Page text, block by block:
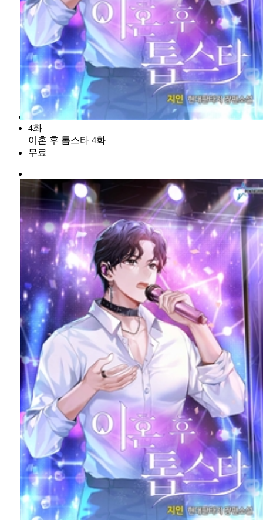
4화
이혼 후 톱스타 4화
무료